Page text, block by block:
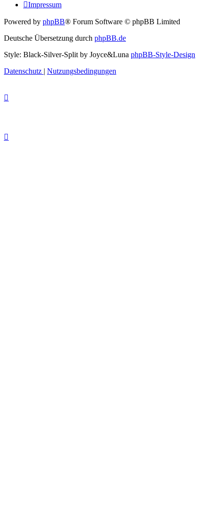
Impressum
Powered by phpBB® Forum Software © phpBB Limited
Deutsche Übersetzung durch phpBB.de
Style: Black-Silver-Split by Joyce&Luna phpBB-Style-Design
Datenschutz | Nutzungsbedingungen